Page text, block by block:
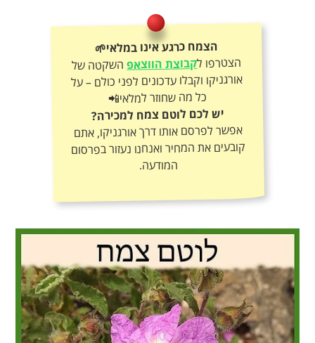
הצמח כרגע אינו במלאי🌱
הצטרפו לקבוצת הווצאפהשקטה של
אורגניקו וקבלו עדכונים לפני כולם – על
כל מה שחוזר למלאי📲
יש לכם לוטם צמח למכירה?
אפשר לפרסם אותו דרך אורגניקו, אתם
קובעים את המחיר ואנחנו נעזור בפרסום
המודעה.